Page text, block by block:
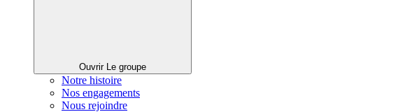
Ouvrir Le groupe
Notre histoire
Nos engagements
Nous rejoindre